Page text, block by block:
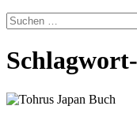
Suchen
nach: